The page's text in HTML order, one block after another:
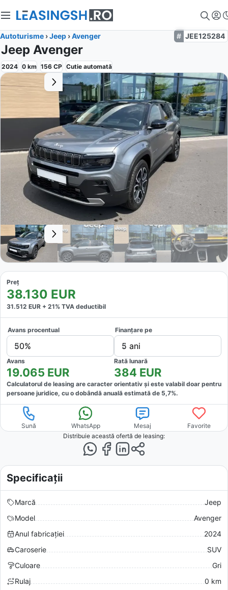
Autoturisme ›Jeep ›Avenger JEE125284
Jeep Avenger
2024 0 km 156 CP Cutie automată
Preț
38.130 EUR
31.512 EUR + 21% TVA deductibil
Avans procentual
50%
Finanțare pe
5 ani
Avans
19.065 EUR
Rată lunară
384 EUR
Calculatorul de leasing are caracter orientativ și este valabil doar pentru
persoane juridice, cu o dobândă anuală estimată de 5,7%.
Sună WhatsApp Mesaj
Favorite
Distribuie această ofertă de leasing:
Specificații
Marcă
Jeep
Model
Avenger
Anul fabricației
2024
Caroserie
SUV
Culoare
Gri
Rulaj
0 km